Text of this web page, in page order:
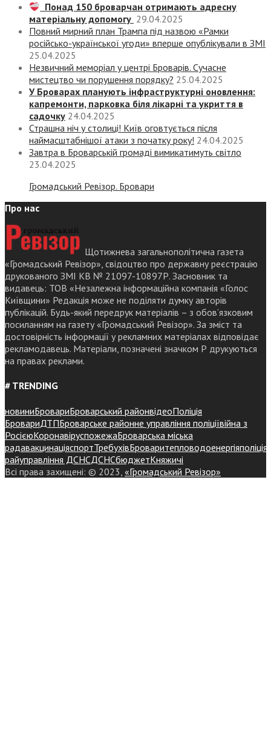
Понад 150 броварчан отримають адресну
матеріальну допомогу 29.04.2025
Повний мирний план Трампа під назвою «‎Рамки
російсько-української угоди» вперше опублікували в ЗМІ
25.04.2025
Незвичний меморіал у центрі Броварів. Сучасне
мистецтво чи порушення порядку? 25.04.2025
У Броварах планують інфраструктурні оновлення:
капремонти, парковка біля лікарні та укриття в
садочку 24.04.2025
Страшна ніч у столиці! Київ оговтується після
наймасштабнішої атаки з початку року! 24.04.2025
Завтра в Броварській громаді вимикатимуть світло
23.04.2025
Громадський Ревізор. Бровари
Про нас
Щотижнева загальнополітична газета
«Громадський Ревізор», свідоцтво про державну реєстрацію
друкованого ЗМІ КВ № 21097-10897Р. Засновник та
видавець: ТОВ «Незалежна інформаційна компанія «Голос
Київщини» Редакція може не поділяти думку авторів
публікацій. Будь-який передрук матеріалів – з обов’язковим
посиланням на газету «Громадський Ревізор». За зміст та
достовірність інформації у рекламних матеріалах відповідає
рекламодавець. Матеріали, позначені значком Р друкуються
на правах реклами.
# TRENDING
новиниБровариБроварський районвідеоПоліція
БровариДТПБроварське районне управління поліціївійна з
РосієюКоронавіруспожежаБроварська міська
радавакцинаціяспортТребухівБроваритепловодоенергіяполіція
райуправління ДСНСДСНСбюджетКняжичі
Всі права захищені: © 2023, «Громадський Ревізор»